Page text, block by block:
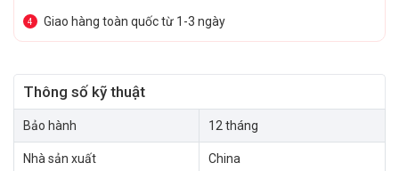
4 Giao hàng toàn quốc từ 1-3 ngày
Thông số kỹ thuật
Bảo hành 12 tháng
Nhà sản xuất China